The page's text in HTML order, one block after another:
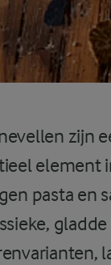
zijn
element
pasta en